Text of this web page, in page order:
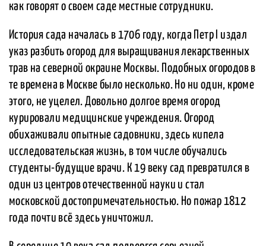
как говорят о своем саде местные сотрудники.
История сада началась в 1706 году, когда Петр I издал
указ разбить огород для выращивания лекарственных
трав на северной окраине Москвы. Подобных огородов в
те времена в Москве было несколько. Но ни один, кроме
этого, не уцелел. Довольно долгое время огород
курировали медицинские учреждения. Огород
обихаживали опытные садовники, здесь кипела
исследовательская жизнь, в том числе обучались
студенты-будущие врачи. К 19 веку сад превратился в
один из центров отечественной науки и стал
московской достопримечательностью. Но пожар 1812
года почти всё здесь уничтожил.